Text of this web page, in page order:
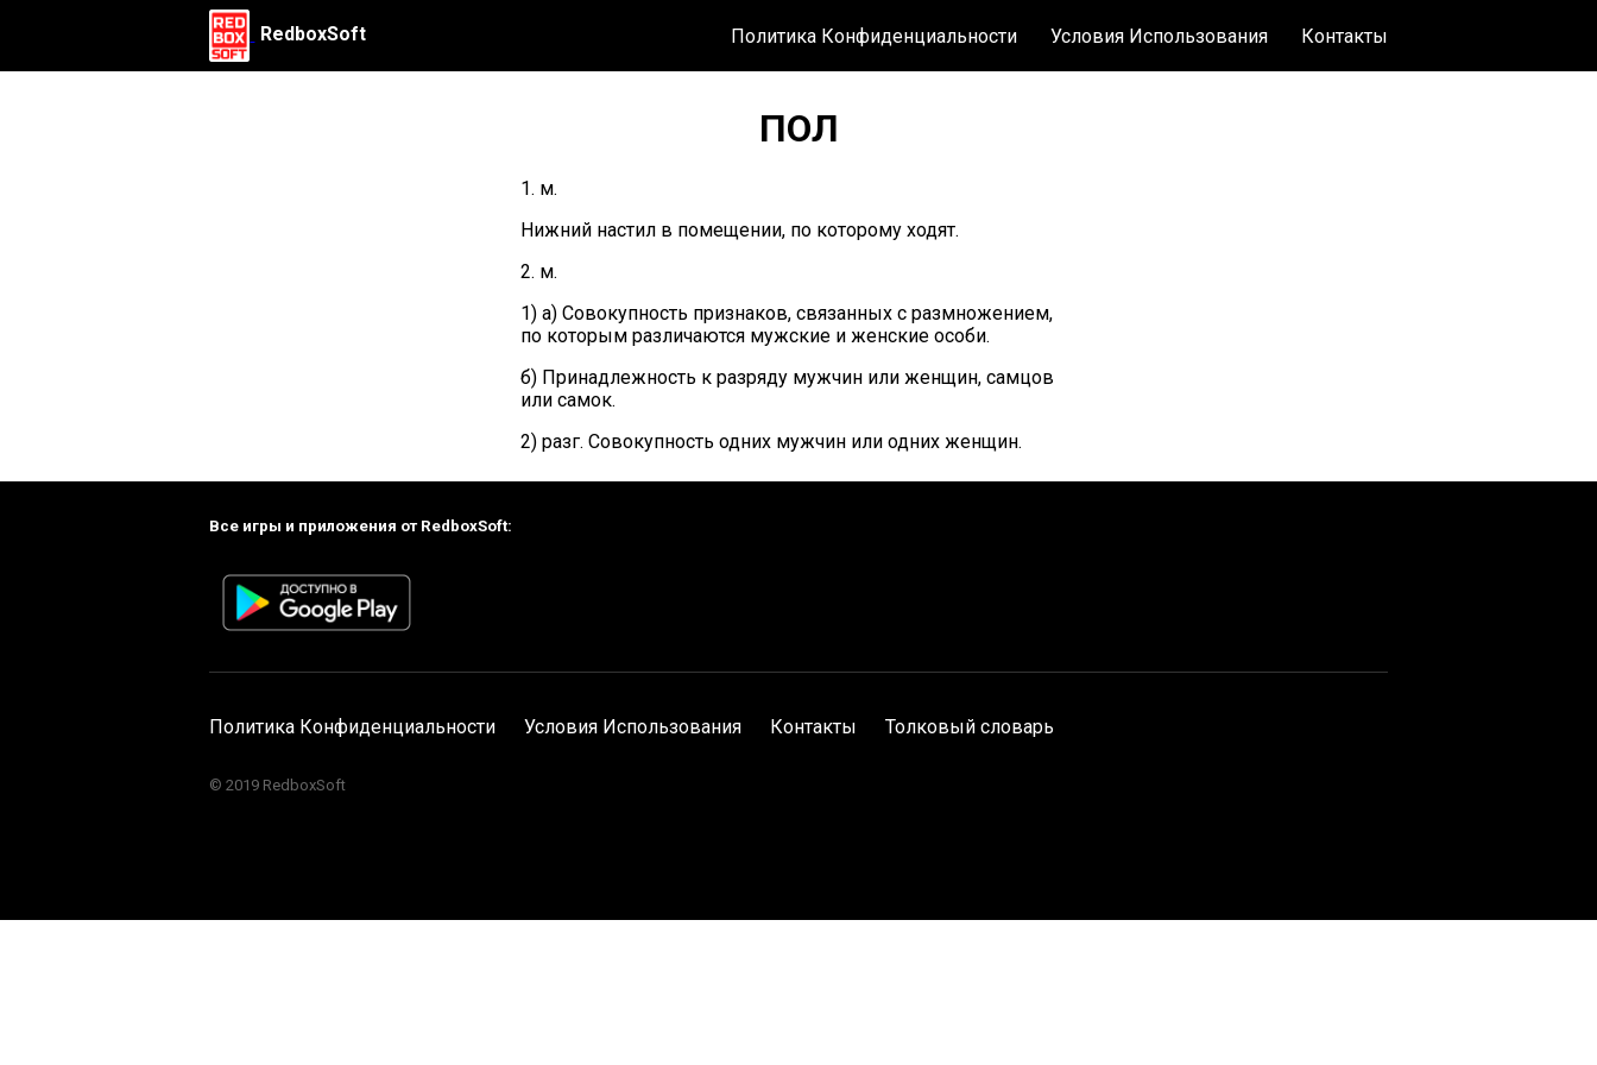
RedboxSoft Политика Конфиденциальности Условия Использования Контакты
ПОЛ
1. м.
Нижний настил в помещении, по которому ходят.
2. м.
1) а) Совокупность признаков, связанных с размножением,
по которым различаются мужские и женские особи.
б) Принадлежность к разряду мужчин или женщин, самцов
или самок.
2) разг. Совокупность одних мужчин или одних женщин.
Все игры и приложения от RedboxSoft:
Политика Конфиденциальности Условия Использования Контакты Толковый словарь
© 2019 RedboxSoft